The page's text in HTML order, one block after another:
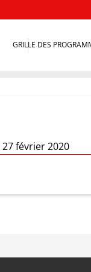
GRILLE DES
février 2020